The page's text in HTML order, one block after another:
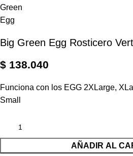
Big Green Egg Rosticero
$ 138.040
Funciona con los EGG 2XLarge,
Small
AÑADIR AL